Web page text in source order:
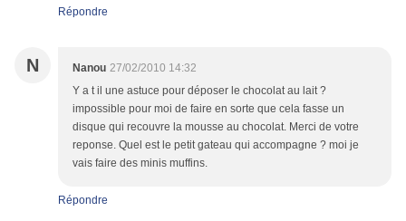
Répondre
N Nanou 27/02/2010 14:32
Y a t il une astuce pour déposer le chocolat au lait ?
impossible pour moi de faire en sorte que cela fasse un
disque qui recouvre la mousse au chocolat. Merci de votre
reponse. Quel est le petit gateau qui accompagne ? moi je
vais faire des minis muffins.
Répondre